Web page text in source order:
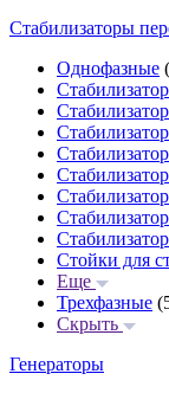
Стабилизаторы
Однофазные
Стойки для
Еще
Трехфазные
Скрыть
Генераторы